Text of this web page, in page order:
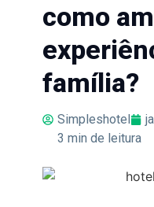
como
família?
Simpleshotel
3 min de leitura